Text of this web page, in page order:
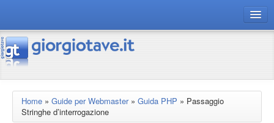
connect gt
risorse
Chi siamo
Home » Guide per Webmaster» Guida PHP » Passaggio
Stringhe d’interrogazione